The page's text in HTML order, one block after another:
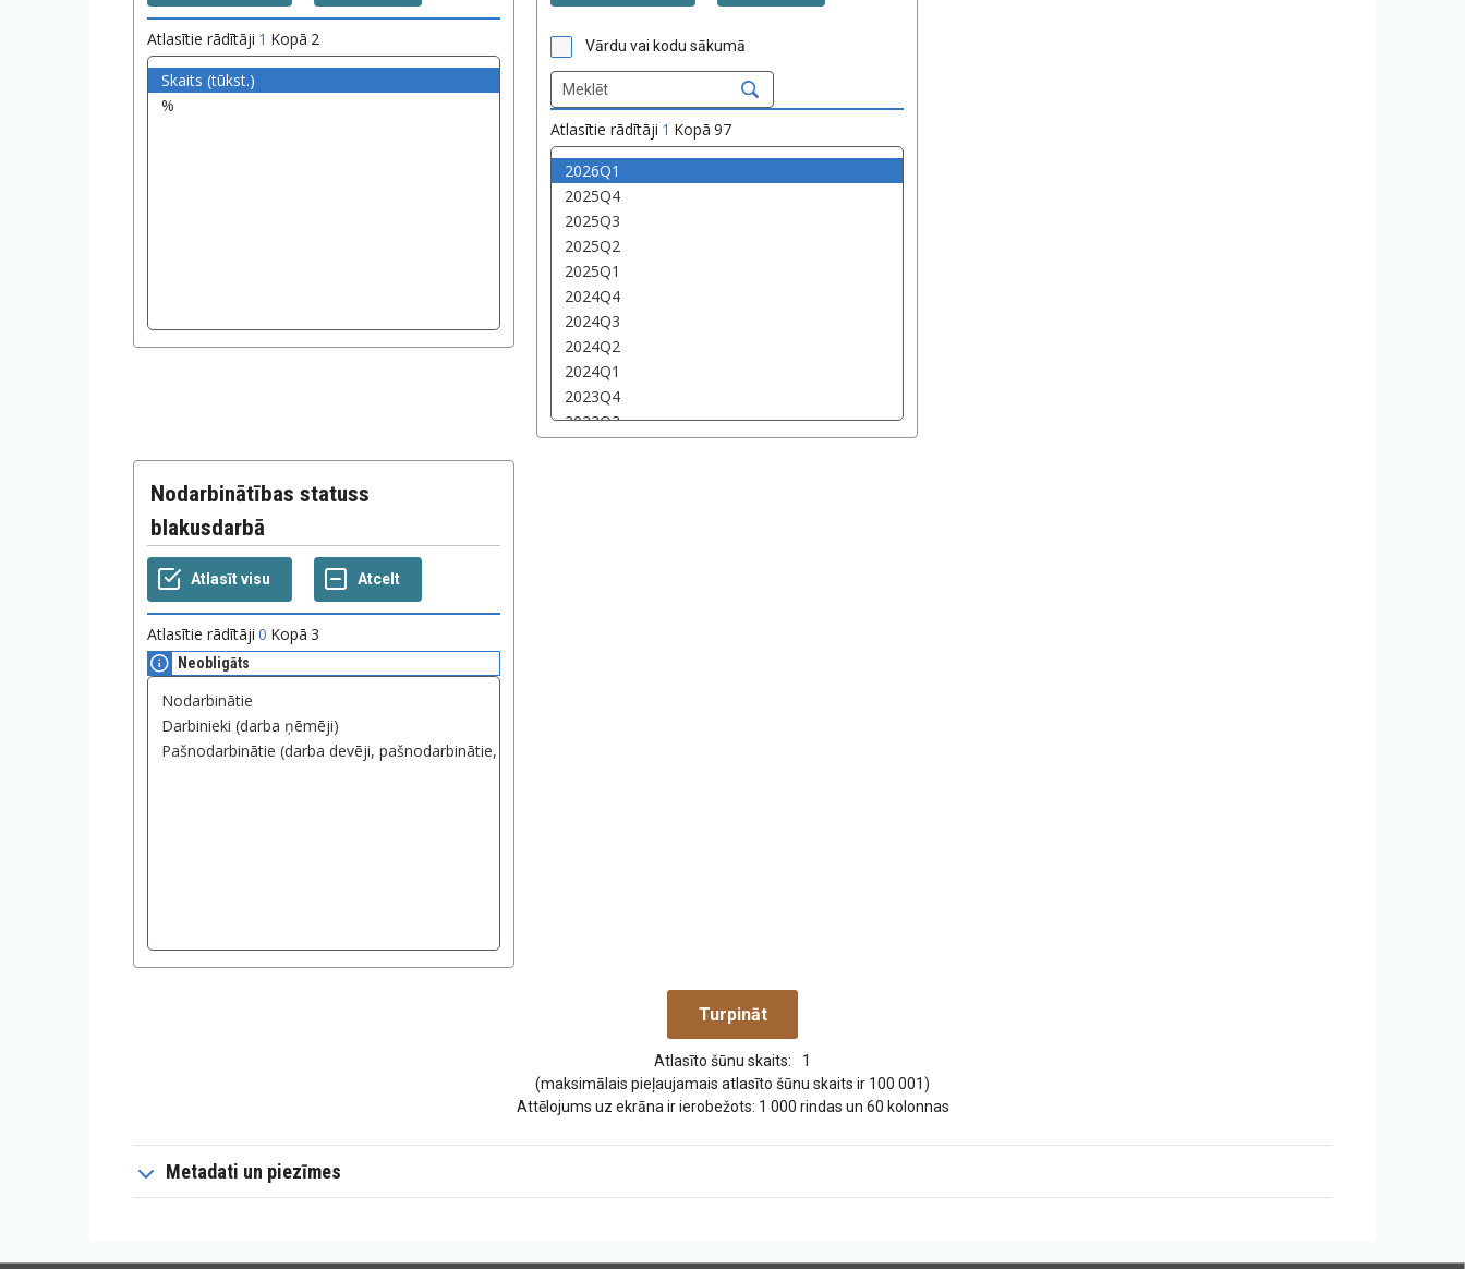
Atlasītie rādītāji 1 Kopā 2 Vārdu vai kodu sākumā
Atlasītie rādītāji 1 Kopā 97
Nodarbinātības statuss
blakusdarbā
Atlasītie rādītāji 0 Kopā 3
Neobligāts
Atlasīto šūnu skaits:
1
(maksimālais pieļaujamais atlasīto šūnu skaits ir 100 001)
Attēlojums uz ekrāna ir ierobežots: 1 000 rindas un 60 kolonnas
Metadati un piezīmes